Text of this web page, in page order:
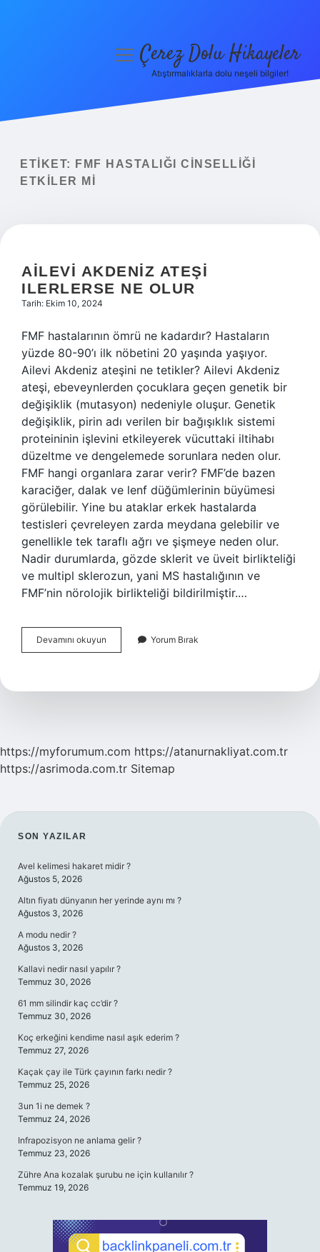
Yasal Uyarı
menüyüÇerez Dolu Hikayeler
Atıştırmalıklarla dolu neşeli bilgiler!
ETIKET:
FMF HASTALIĞI CINSELLIĞI
ETKILER MI
AILEVI AKDENIZ ATEŞI
ILERLERSE NE OLUR
Tarih: Ekim 10, 2024
FMF hastalarının ömrü ne kadardır? Hastaların
yüzde 80-90’ı ilk nöbetini 20 yaşında yaşıyor.
Ailevi Akdeniz ateşini ne tetikler? Ailevi Akdeniz
ateşi, ebeveynlerden çocuklara geçen genetik bir
değişiklik (mutasyon) nedeniyle oluşur. Genetik
değişiklik, pirin adı verilen bir bağışıklık sistemi
proteininin işlevini etkileyerek vücuttaki iltihabı
düzeltme ve dengelemede sorunlara neden olur.
FMF hangi organlara zarar verir? FMF’de bazen
karaciğer, dalak ve lenf düğümlerinin büyümesi
görülebilir. Yine bu ataklar erkek hastalarda
testisleri çevreleyen zarda meydana gelebilir ve
genellikle tek taraflı ağrı ve şişmeye neden olur.
Nadir durumlarda, gözde sklerit ve üveit birlikteliği
ve multipl sklerozun, yani MS hastalığının ve
FMF’nin nörolojik birlikteliği bildirilmiştir.…
Devamını okuyun
Akdeniz
Ne
Yorum Bırak
https://myforumum.com https://atanurnakliyat.com.tr
https://asrimoda.com.tr Sitemap
SIDEBAR
SON YAZILAR
Avel kelimesi hakaret midir ?
Ağustos 5, 2026
Altın fiyatı dünyanın her yerinde aynı mı ?
Ağustos 3, 2026
A modu nedir ?
Ağustos 3, 2026
Kallavi nedir nasıl yapılır ?
Temmuz 30, 2026
61 mm silindir kaç cc’dir ?
Temmuz 30, 2026
Koç erkeğini kendime nasıl aşık ederim ?
Temmuz 27, 2026
Kaçak çay ile Türk çayının farkı nedir ?
Temmuz 25, 2026
3un 1i ne demek ?
Temmuz 24, 2026
Infrapozisyon ne anlama gelir ?
Temmuz 23, 2026
Zühre Ana kozalak şurubu ne için kullanılır ?
Temmuz 19, 2026